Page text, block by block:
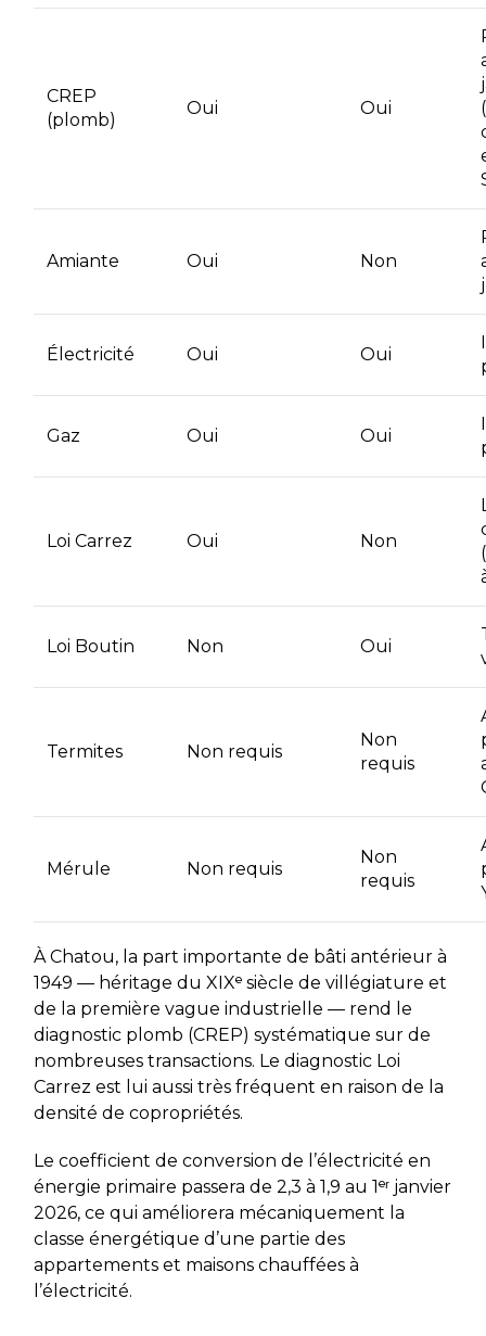
CREP
(plomb)
Oui Oui
Amiante Oui Non
Électricité Oui Oui
Gaz Oui Oui
Loi Carrez Oui Non
Loi Boutin Non Oui
Termites Non requis
Non
requis
Mérule Non requis
Non
requis
À Chatou, la part importante de bâti antérieur à
1949 — héritage du XIXᵉ siècle de villégiature et
de la première vague industrielle — rend le
diagnostic plomb (CREP) systématique sur de
nombreuses transactions. Le diagnostic Loi
Carrez est lui aussi très fréquent en raison de la
densité de copropriétés.
Le coefficient de conversion de l’électricité en
énergie primaire passera de 2,3 à 1,9 au 1ᵉʳ janvier
2026, ce qui améliorera mécaniquement la
classe énergétique d’une partie des
appartements et maisons chauffées à
l’électricité.